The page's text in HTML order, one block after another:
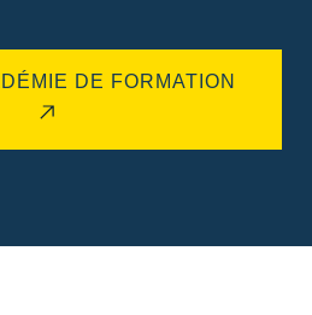
DE FORMATION